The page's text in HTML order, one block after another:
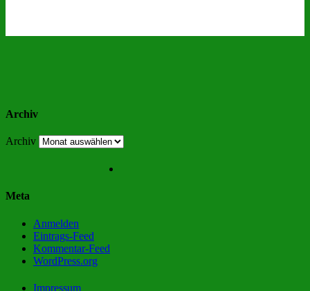
Archiv
Archiv
Meta
Anmelden
Eintrags-Feed
Kommentar-Feed
WordPress.org
Impressum